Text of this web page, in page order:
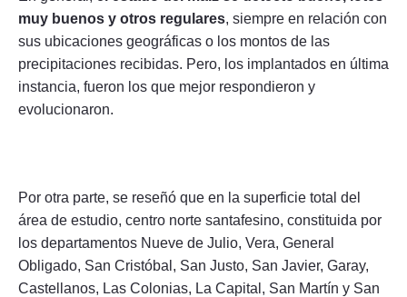
muy buenos y otros regulares, siempre en relación con
sus ubicaciones geográficas o los montos de las
precipitaciones recibidas. Pero, los implantados en última
instancia, fueron los que mejor respondieron y
evolucionaron.
Por otra parte, se reseñó que en la superficie total del
área de estudio, centro norte santafesino, constituida por
los departamentos Nueve de Julio, Vera, General
Obligado, San Cristóbal, San Justo, San Javier, Garay,
Castellanos, Las Colonias, La Capital, San Martín y San